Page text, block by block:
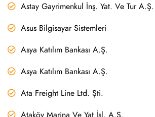
Astay Gayrimenkul İnş. Yat. Ve Tur A.Ş.
Asus Bilgisayar Sistemleri
Asya Katılım Bankası A.Ş.
Asya Katılım Bankası A.Ş.
Ata Freight Line Ltd. Şti.